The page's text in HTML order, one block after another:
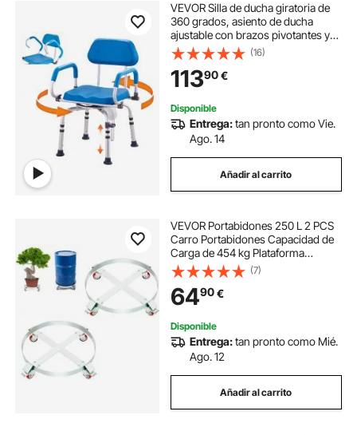
VEVOR Silla de ducha giratoria de
360 ​​grados, asiento de ducha
ajustable con brazos pivotantes y
asiento de baño acolchado para
ducha o bañera interior, silla de
bañera giratoria antideslizante para
personas mayores discapacitadas,
capacidad de 300 libras
(16)
11390€
Disponible
Entrega:tan pronto como Vie.
Ago. 14
Añadir al carrito
VEVOR Portabidones 250 L 2 PCS
Carro Portabidones Capacidad de
Carga de 454 kg Plataforma
Rodante Base de Acero
Herramienta Rodante 4 Ruedas
Giratorias para Manipulación de
Bidones Almacenes Fábricas
(7)
6490€
Disponible
Entrega:tan pronto como Mié.
Ago. 12
Añadir al carrito